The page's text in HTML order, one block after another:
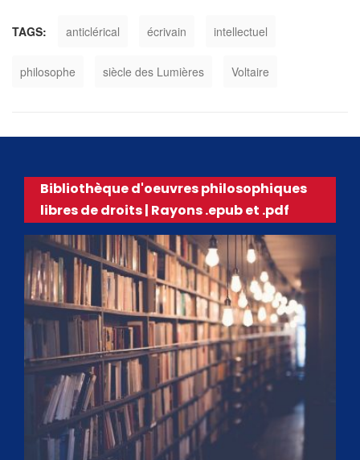
TAGS: anticlérical écrivain intellectuel
philosophe siècle des Lumières Voltaire
Bibliothèque d'oeuvres philosophiques
libres de droits | Rayons .epub et .pdf